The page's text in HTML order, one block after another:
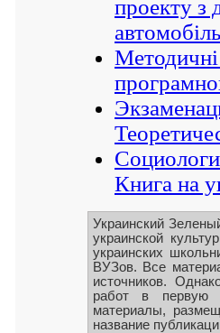
проекту з
Методичні
Книга на
Украинский
украинской
украинских
ВУЗов. Все
источников.
работ в первую
материалы,
название